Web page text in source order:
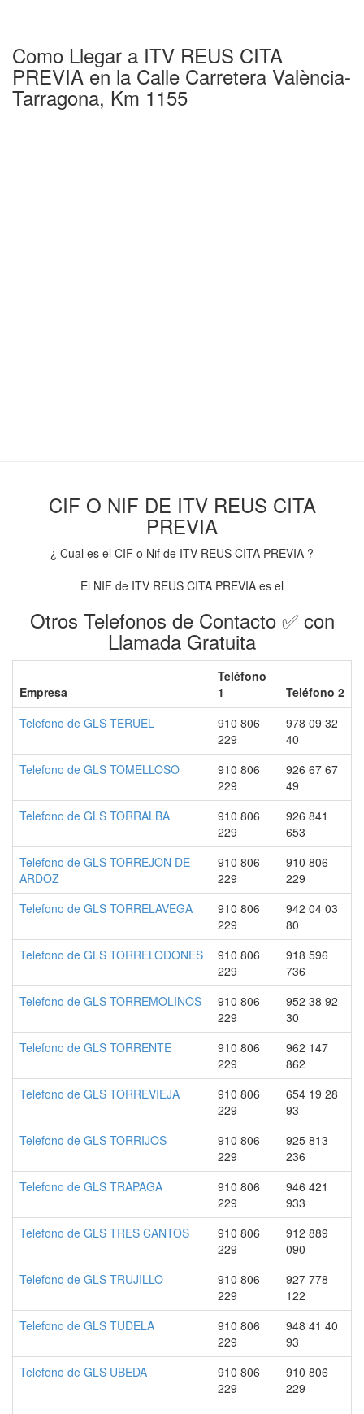
Como Llegar a ITV REUS CITA
PREVIA en la Calle Carretera València-
Tarragona, Km 1155
CIF O NIF DE ITV REUS CITA
PREVIA
¿ Cual es el CIF o Nif de ITV REUS CITA PREVIA ?
El NIF de ITV REUS CITA PREVIA es el
Otros Telefonos de Contacto ✅ con
Llamada Gratuita
Empresa
Teléfono
1
Teléfono 2
Telefono de GLS TERUEL
910 806
229
978 09 32
40
Telefono de GLS TOMELLOSO
910 806
229
926 67 67
49
Telefono de GLS TORRALBA
910 806
229
926 841
653
Telefono de GLS TORREJON DE
ARDOZ
910 806
229
910 806
229
Telefono de GLS TORRELAVEGA
910 806
229
942 04 03
80
Telefono de GLS TORRELODONES
910 806
229
918 596
736
Telefono de GLS TORREMOLINOS
910 806
229
952 38 92
30
Telefono de GLS TORRENTE
910 806
229
962 147
862
Telefono de GLS TORREVIEJA
910 806
229
654 19 28
93
Telefono de GLS TORRIJOS
910 806
229
925 813
236
Telefono de GLS TRAPAGA
910 806
229
946 421
933
Telefono de GLS TRES CANTOS
910 806
229
912 889
090
Telefono de GLS TRUJILLO
910 806
229
927 778
122
Telefono de GLS TUDELA
910 806
229
948 41 40
93
Telefono de GLS UBEDA
910 806
229
910 806
229